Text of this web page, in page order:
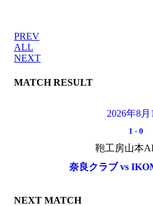
PREV
ALL
NEXT
MATCH RESULT
2026年8月
1 - 0
鞄工房山本
奈良クラブ vs
NEXT MATCH